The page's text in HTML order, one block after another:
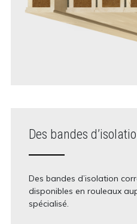
Des bandes
Des bandes d’isolation
disponibles en rouleaux
spécialisé.